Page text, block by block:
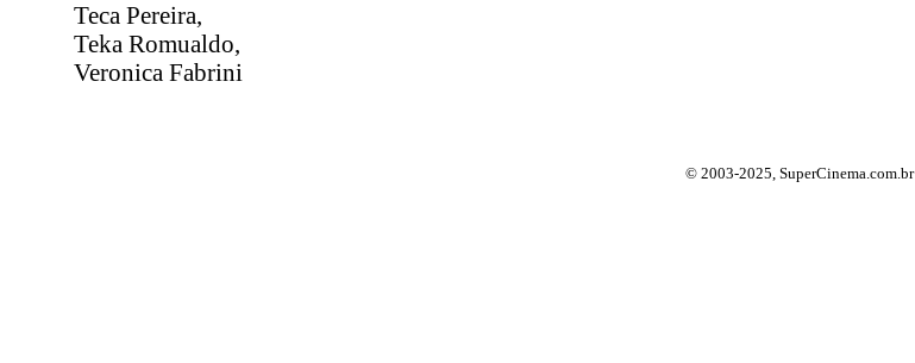
Teca Pereira,
Teka Romualdo,
Veronica Fabrini
© 2003-2025, SuperCinema.com.br